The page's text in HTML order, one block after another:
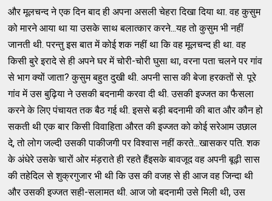
और मूलचन्‍द ने एक दिन बाद ही अपना असली चेहरा दिखा दिया था. वह कुसुम
को मारने आया था या उसके साथ बलात्‍कार करने...यह तो कुसुम भी नहीं
जानती थी. परन्‍तु इस बात में कोई शक नहीं था कि वह मूलचन्‍द ही था. वह
किसी बुरे इरादे से ही अपने घर में चोरी-चोरी घुसा था, वरना पता चलने पर गांव
से भाग क्‍यों जाता? कुसुम बहुत दुखी थी. अपनी सास की बेजा हरकतों से. पूरे
गांव में उस बुढ़िया ने उसकी बदनामी करवा दी थी. उसकी इज्‍जत का फैसला
करने के लिए पंचायत तक बैठ गई थी. इससे बड़ी बदनामी की बात और कौन हो
सकती थी एक बार किसी विवाहिता औरत की इज्‍जत को कोई सरेआम उछाल
दे, तो लोग जल्‍दी उसकी पाकीजगी पर विश्‍वास नहीं करते...खासकर पति. शक
के अंधेरे उसके चारों ओर मंड़राते ही रहते हैंइसके बावजूद वह अपनी बूढ़ी सास
की तहेदिल से शुक्रगुजार भी थी कि उस की वजह से ही आज वह जिन्‍दा थी
और उसकी इज्‍जत सही-सलामत थी. आज जो बदनामी उसे मिली थी, उस